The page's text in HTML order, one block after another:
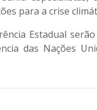
para a crise
Estadual
das Nações